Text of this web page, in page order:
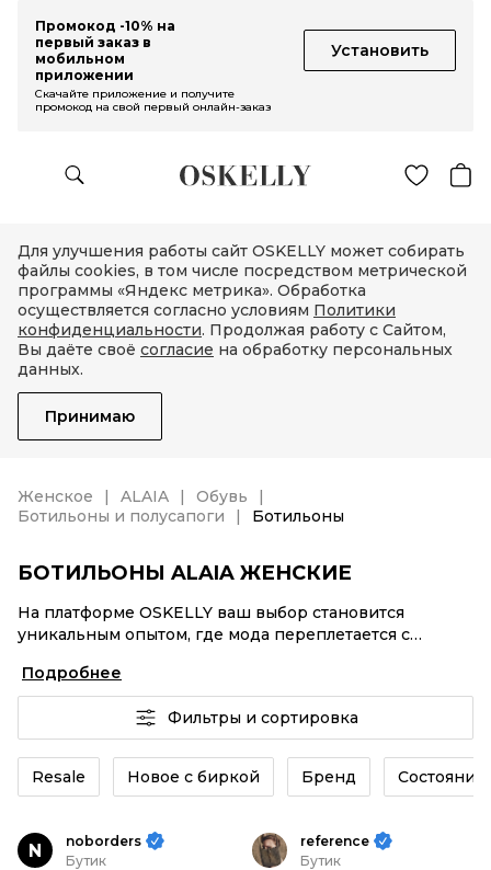
Промокод -10% на
первый заказ в
мобильном
приложении
Установить
Скачайте приложение и получите
промокод на свой первый онлайн-заказ
Для улучшения работы сайт OSKELLY может собирать
файлы cookies, в том числе посредством метрической
программы «Яндекс метрика». Обработка
осуществляется согласно условиям Политики
конфиденциальности. Продолжая работу с Сайтом,
Вы даёте своё согласие на обработку персональных
данных.
Принимаю
Женское ALAIA
Обувь
Ботильоны и полусапоги
Ботильоны
БОТИЛЬОНЫ ALAIA ЖЕНСКИЕ
На платформе OSKELLY ваш выбор становится
уникальным опытом, где мода переплетается с
аутентификация каждого заказа – Ботильоны ALAIA
женские от селлеров OSKELLY с быстрой доставкой
по России. Ваш стиль не ждет, и мы тоже! Винтажные
изделия или Ботильоны ALAIA женские из новых
коллекций – заказывайте на сайте или в приложении
OSKELLY с целой экосистемой инструментов.
Подробнее
Фильтры и сортировка
Resale Новое с биркой Бренд Состояние
N
noborders
Бутик
reference
Бутик